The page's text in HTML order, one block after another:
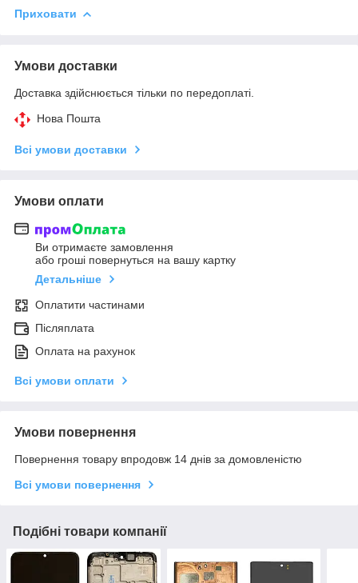
Приховати
Умови доставки
Доставка здійснюється тільки по передоплаті.
Нова Пошта
Всі умови доставки
Умови оплати
Ви отримаєте замовлення
або гроші повернуться на вашу картку
Детальніше
Оплатити частинами
Післяплата
Оплата на рахунок
Всі умови оплати
Умови повернення
Повернення товару впродовж 14 днів за домовленістю
Всі умови повернення
Подібні товари компанії